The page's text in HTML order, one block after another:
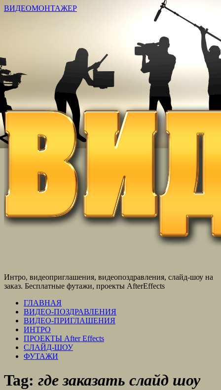
ВИДЕОМОНТАЖЕР
Интро, видеоприглашения, видеопоздравления, слайд-шоу на
заказ. Бесплатные футажи, проекты AfterEffects
ГЛАВНАЯ
ВИДЕО-ПОЗДРАВЛЕНИЯ
ВИДЕО-ПРИГЛАШЕНИЯ
ИНТРО
ПРОЕКТЫ After Effects
СЛАЙД-ШОУ
ФУТАЖИ
Tag: где заказать слайд шоу